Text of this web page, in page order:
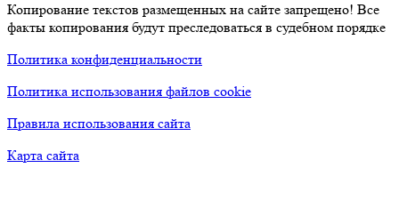
Копирование текстов размещенных на сайте запрещено! Все
факты копирования будут преследоваться в судебном порядке
Политика конфиденциальности
Политика использования файлов cookie
Правила использования сайта
Карта сайта